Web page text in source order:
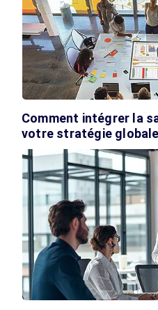
Comment intégrer la
votre stratégie